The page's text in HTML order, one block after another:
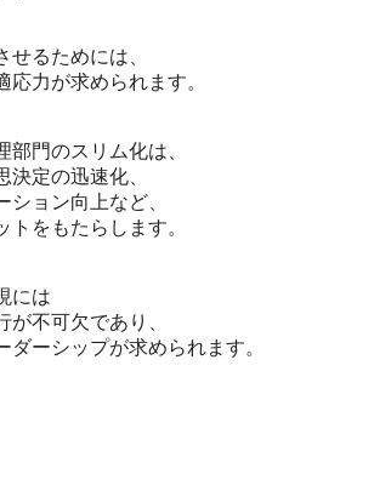
せるためには、
応力が求められます。
部門のスリム化は、
決定の迅速化、
ション向上など、
トをもたらします。
には
が不可欠であり、
ダーシップが求められます。